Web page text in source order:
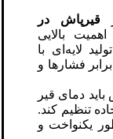
قیرپاش در
2.5% از اهمیت بالایی
لایه‌ای با
فشارها و
دمای قیر
تنظیم کند.
یکنواخت و